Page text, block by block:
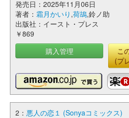
発売日：2025年11月06日
著者： 霜月かいり ,荷鴣,鈴ノ助
出版社：イースト・プレス
￥869
購入管理
こ
(プ
2： 悪人の恋１ (Sonyaコミックス)